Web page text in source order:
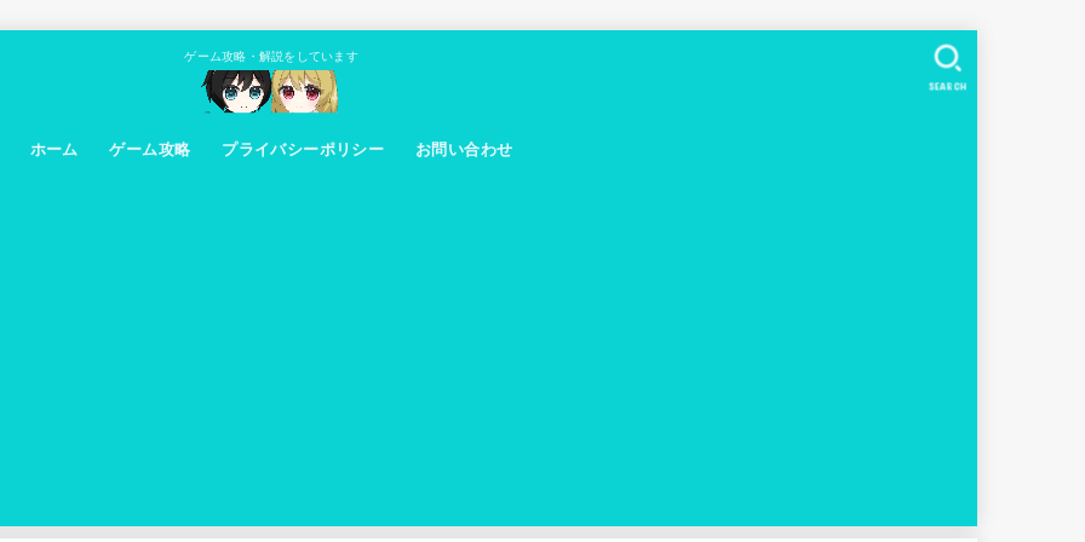
ゲーム攻略・解説をしています
ホーム ゲーム攻略 プライバシーポリシー お問い合わせ
SEARCH